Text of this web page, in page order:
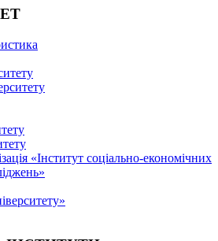
«Інститут соціально-економічних